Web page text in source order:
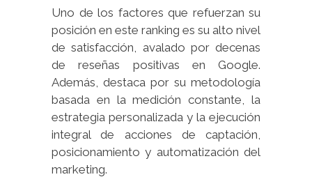
Uno de los factores que refuerzan su
posición en este ranking es su alto nivel
de satisfacción, avalado por decenas
de reseñas positivas en Google.
Además, destaca por su metodología
basada en la medición constante, la
estrategia personalizada y la ejecución
integral de acciones de captación,
posicionamiento y automatización del
marketing.